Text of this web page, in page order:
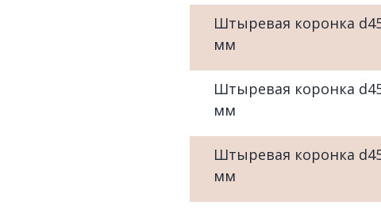
Штыревая коронка
мм
Штыревая коронка
мм
Штыревая коронка
мм